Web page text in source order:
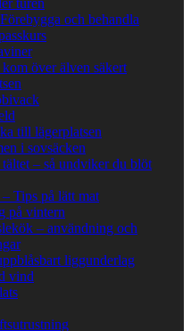
turen
och behandla
över älven säkert
till lägerplatsen
i sovsäcken
– så undviker du blöt
Tips på lätt mat
på vintern
– användning och
liggunderlag
vind